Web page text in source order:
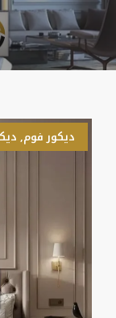
ديكور فوم,